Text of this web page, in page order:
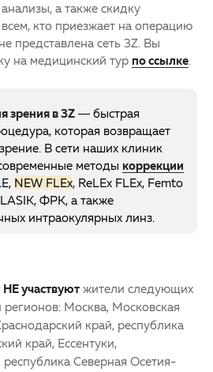
а также скидку
кто приезжает на операцию
представлена сеть 3Z. Вы
на медицинский тур по ссылке.
зрения в3Z — быстрая
которая возвращает
В сети наших клиник
методы коррекции
NEW FLEx, ReLEx FLEx, Femto
ФРК, а также
интраокулярных линз.
НЕ участвуют жители следующих
регионов: Москва, Московская
край, республика
край, Ессентуки,
республика Северная Осетия-